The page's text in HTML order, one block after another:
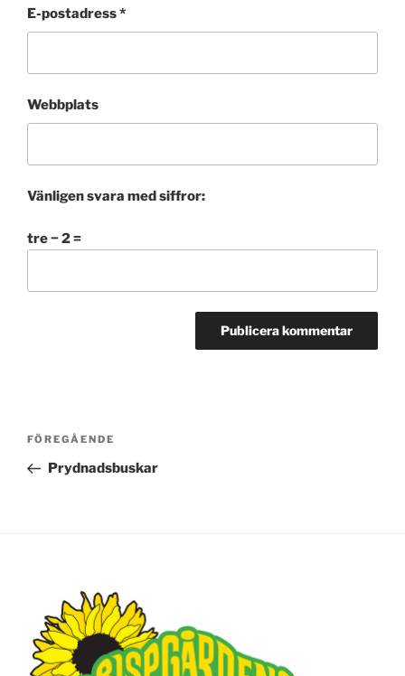
E-postadress*
Webbplats
Vänligen svara med siffror:
tre − 2 =
Inläggsnavigering
Föregående
inlägg
FÖREGÅENDE
Prydnadsbuskar